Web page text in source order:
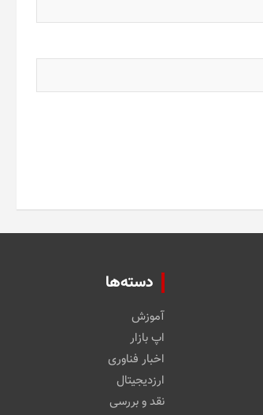
دسته‌ها
آموزش
اپ بازار
اخبار فناوری
ارزدیجیتال
نقد و بررسی